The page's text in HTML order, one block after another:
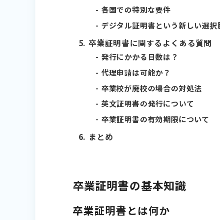
各国での特別な要件
デジタル証明書という新しい選択
卒業証明書に関するよくある質問
発行にかかる日数は？
代理申請は可能か？
卒業校が廃校の場合の対処法
英文証明書の発行について
卒業証明書の有効期限について
まとめ
卒業証明書の基本知識
卒業証明書とは何か